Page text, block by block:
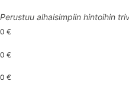
Perustuu alhaisimpiin hintoihin
0 €
0 €
0 €